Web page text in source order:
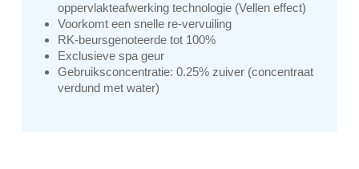
oppervlakteafwerking technologie (Vellen effect)
Voorkomt een snelle re-vervuiling
RK-beursgenoteerde tot 100%
Exclusieve spa geur
Gebruiksconcentratie: 0.25% zuiver (concentraat
verdund met water)